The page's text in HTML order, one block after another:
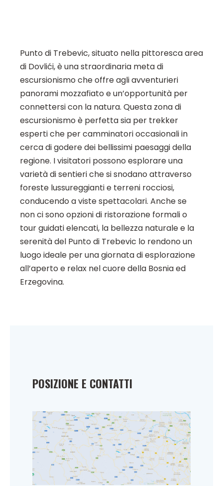
Punto di Trebevic, situato nella pittoresca area
di Dovlići, è una straordinaria meta di
escursionismo che offre agli avventurieri
panorami mozzafiato e un’opportunità per
connettersi con la natura. Questa zona di
escursionismo è perfetta sia per trekker
esperti che per camminatori occasionali in
cerca di godere dei bellissimi paesaggi della
regione. I visitatori possono esplorare una
varietà di sentieri che si snodano attraverso
foreste lussureggianti e terreni rocciosi,
conducendo a viste spettacolari. Anche se
non ci sono opzioni di ristorazione formali o
tour guidati elencati, la bellezza naturale e la
serenità del Punto di Trebevic lo rendono un
luogo ideale per una giornata di esplorazione
all’aperto e relax nel cuore della Bosnia ed
Erzegovina.
POSIZIONE E CONTATTI